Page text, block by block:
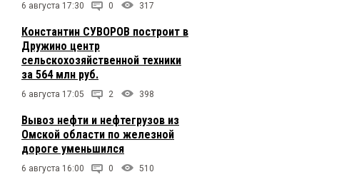
6 августа 17:30 0 317
Константин СУВОРОВ построит в
Дружино центр
сельскохозяйственной техники
за 564 млн руб.
6 августа 17:05 2 398
Вывоз нефти и нефтегрузов из
Омской области по железной
дороге уменьшился
6 августа 16:00 0 510